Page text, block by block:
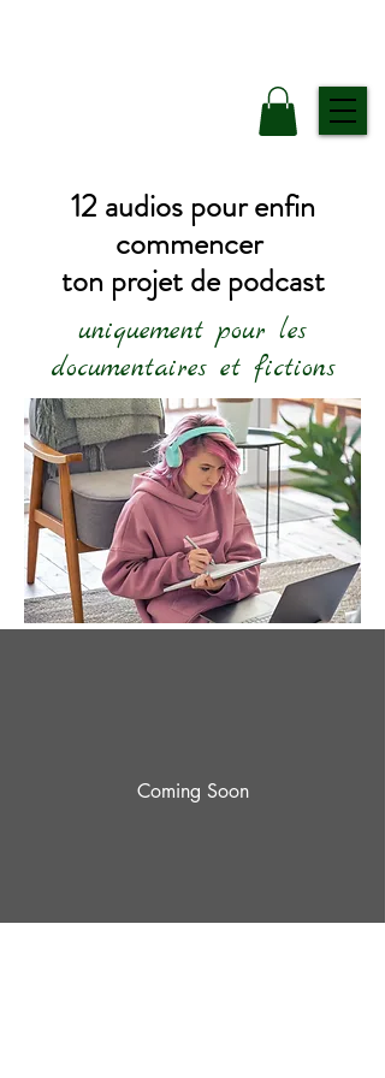
12 audios pour enfin
commencer
ton projet de podcast
uniquement pour les
documentaires et fictions
Coming Soon